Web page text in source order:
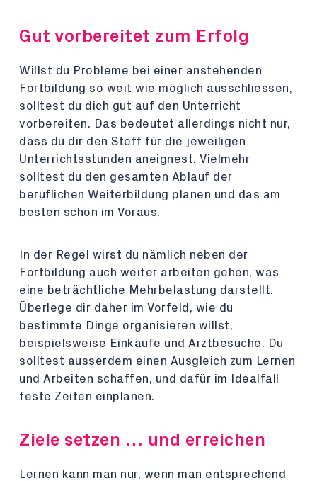
Gut vorbereitet zum Erfolg
Willst du Probleme bei einer anstehenden
Fortbildung so weit wie möglich ausschliessen,
solltest du dich gut auf den Unterricht
vorbereiten. Das bedeutet allerdings nicht nur,
dass du dir den Stoff für die jeweiligen
Unterrichtsstunden aneignest. Vielmehr
solltest du den gesamten Ablauf der
beruflichen Weiterbildung planen und das am
besten schon im Voraus.
In der Regel wirst du nämlich neben der
Fortbildung auch weiter arbeiten gehen, was
eine beträchtliche Mehrbelastung darstellt.
Überlege dir daher im Vorfeld, wie du
bestimmte Dinge organisieren willst,
beispielsweise Einkäufe und Arztbesuche. Du
solltest ausserdem einen Ausgleich zum Lernen
und Arbeiten schaffen, und dafür im Idealfall
feste Zeiten einplanen.
Ziele setzen … und erreichen
Lernen kann man nur, wenn man entsprechend